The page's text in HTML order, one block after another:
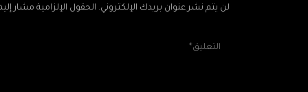
لن يتم نشر عنوان بريدك الإلكتروني. الحقول الإلزامية مشار